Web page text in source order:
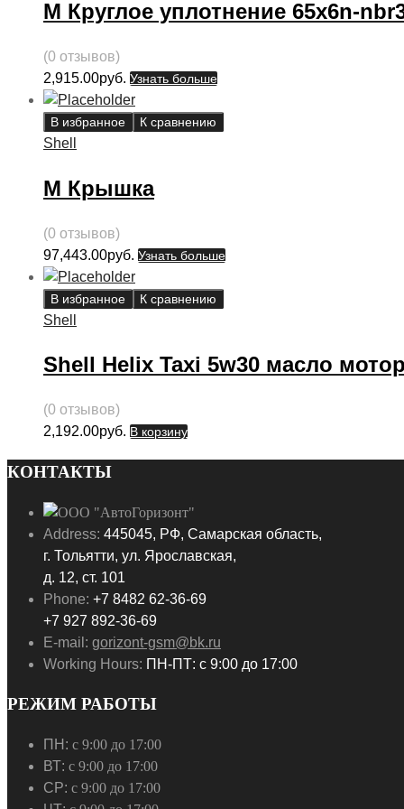
М Круглое уплотнение 65x6n-
(0 отзывов)
2,915.00руб. Узнать больше
В избранное К сравнению
Shell
М Крышка
(0 отзывов)
97,443.00руб. Узнать больше
В избранное К сравнению
Shell
Shell Helix Taxi 5w30 масло
(0 отзывов)
2,192.00руб. В корзину
КОНТАКТЫ
Address: 445045, РФ, Самарская область,
г. Тольятти, ул. Ярославская,
д. 12, ст. 101
Phone: +7 8482 62-36-69
+7 927 892-36-69
E-mail: gorizont-gsm@bk.ru
Working Hours: ПН-ПТ: с 9:00 до 17:00
РЕЖИМ РАБОТЫ
ПН: с 9:00 до 17:00
ВТ: с 9:00 до 17:00
СР: с 9:00 до 17:00